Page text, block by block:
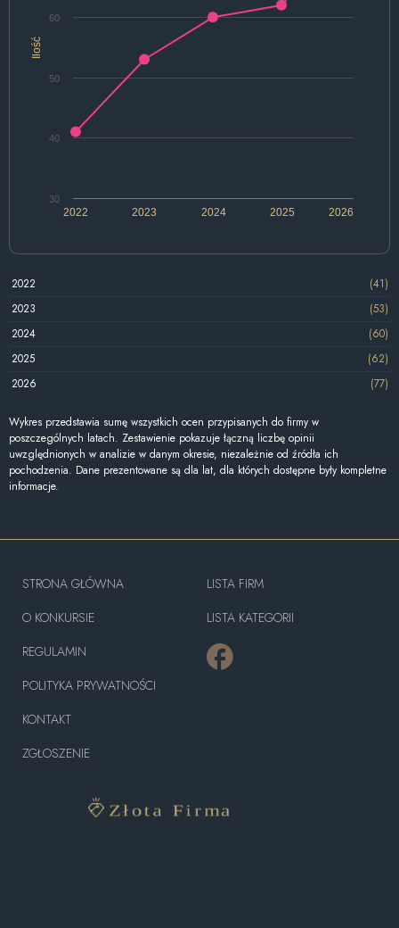
Ilość
2022 2024 2026
2023 2025
30
40
50
60
2022
(41)
2023
(53)
2024
(60)
2025
(62)
2026
(77)
Wykres przedstawia sumę wszystkich ocen przypisanych do firmy w
poszczególnych latach. Zestawienie pokazuje łączną liczbę opinii
uwzględnionych w analizie w danym okresie, niezależnie od źródła ich
pochodzenia. Dane prezentowane są dla lat, dla których dostępne były kompletne
informacje.
STRONA GŁÓWNA
O KONKURSIE
REGULAMIN
POLITYKA PRYWATNOŚCI
KONTAKT
ZGŁOSZENIE
LISTA FIRM
LISTA KATEGORII